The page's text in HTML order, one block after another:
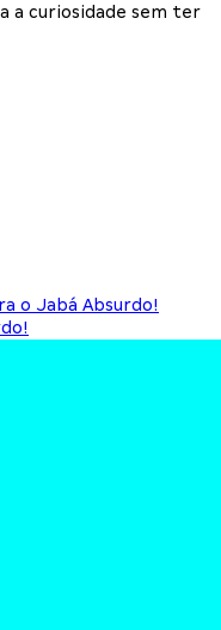
a curiosidade sem ter
o Jabá Absurdo!